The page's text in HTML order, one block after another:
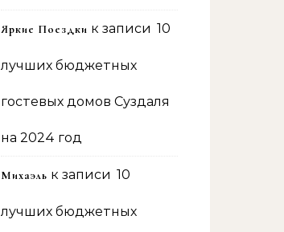
Яркие Поездки к записи 10
лучших бюджетных
гостевых домов Суздаля
на 2024 год
Михаэль к записи 10
лучших бюджетных